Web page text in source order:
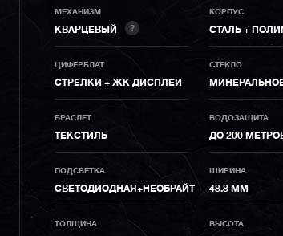
МЕХАНИЗМ
КВАРЦЕВЫЙ ?
КОРПУС
СТАЛЬ +
ЦИФЕРБЛАТ
СТРЕЛКИ + ЖК ДИСПЛЕИ
СТЕКЛО
БРАСЛЕТ
ТЕКСТИЛЬ
ВОДОЗАЩИТА
ДО 200
ПОДСВЕТКА
СВЕТОДИОДНАЯ+НЕОБРАЙТ
ШИРИНА
48.8 ММ
ТОЛЩИНА ВЫСОТА